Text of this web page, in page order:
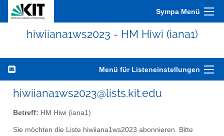
Sympa Menü
hiwiiana1ws2023 - HM Hiwi (iana1)
Menü für Listeneinstellungen
hiwiiana1ws2023@lists.kit.edu
Betreff: HM Hiwi (iana1)
Sie möchten die Liste hiwiiana1ws2023 abonnieren. Bitte